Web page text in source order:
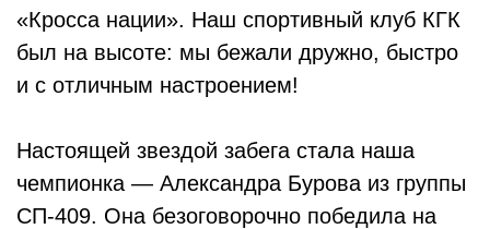
«Кросса нации». Наш спортивный клуб КГК
был на высоте: мы бежали дружно, быстро
и с отличным настроением!
Настоящей звездой забега стала наша
чемпионка — Александра Бурова из группы
СП-409. Она безоговорочно победила на